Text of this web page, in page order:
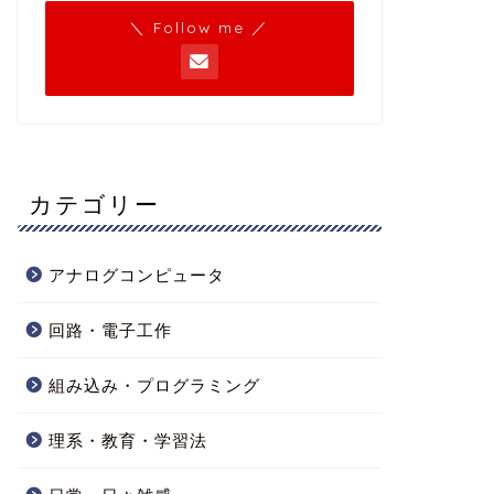
＼ Follow me ／
カテゴリー
アナログコンピュータ
回路・電子工作
組み込み・プログラミング
理系・教育・学習法